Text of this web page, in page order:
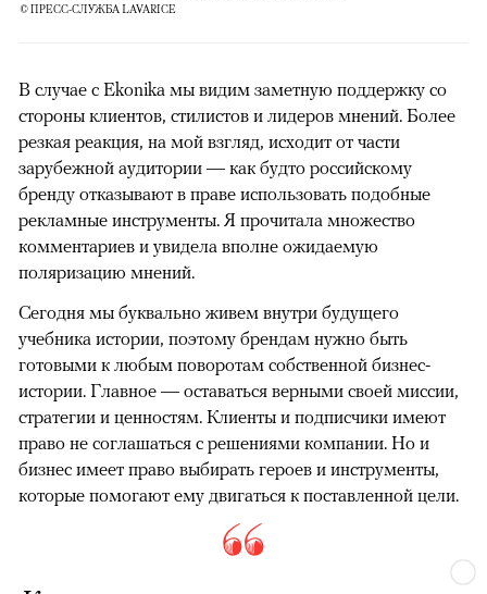
© ПРЕСС-СЛУЖБА LAVARICE
В случае с Ekonika мы видим заметную поддержку со
стороны клиентов, стилистов и лидеров мнений. Более
резкая реакция, на мой взгляд, исходит от части
зарубежной аудитории — как будто российскому
бренду отказывают в праве использовать подобные
рекламные инструменты. Я прочитала множество
комментариев и увидела вполне ожидаемую
поляризацию мнений.
Сегодня мы буквально живем внутри будущего
учебника истории, поэтому брендам нужно быть
готовыми к любым поворотам собственной бизнес-
истории. Главное — оставаться верными своей миссии,
стратегии и ценностям. Клиенты и подписчики имеют
право не соглашаться с решениями компании. Но и
бизнес имеет право выбирать героев и инструменты,
которые помогают ему двигаться к поставленной цели.